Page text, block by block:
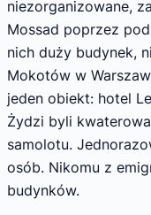
niezorganizowane,
Mossad poprzez
nich duży budynek,
Mokotów w
jeden obiekt: hotel
Żydzi byli
samolotu.
osób. Nikomu z
budynków.